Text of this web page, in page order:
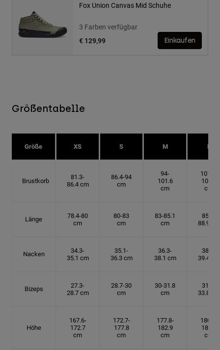
Fox Union Canvas Mid Schuhe
3 Farben verfügbar
€ 129,99
Einkaufen
Größentabelle
Größe XS S M L
Brustkorb
81.3-
86.4 cm
86.4-94
cm
94-
101.6
cm
101.6-
109.2
cm
Länge
78.4-80
cm
80-83
cm
83-85.1
cm
85.1-
88.9 cm
Nacken
34.3-
35.1 cm
35.1-
36.3 cm
36.3-
38.1 cm
38.1-
39.4 cm
Bizeps
27.3-
28.7 cm
28.7-30
cm
30-31.8
cm
31.8-
33.8 cm
Höhe
167.6-
172.7
cm
172.7-
177.8
cm
177.8-
182.9
cm
180.3-
185.5
cm